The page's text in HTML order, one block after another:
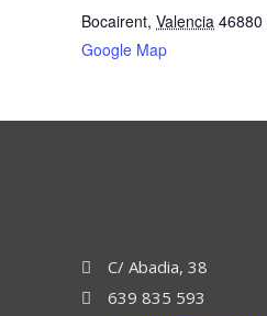
Bocairent, Valencia 46880
Google Map
C/ Abadia, 38
639 835 593